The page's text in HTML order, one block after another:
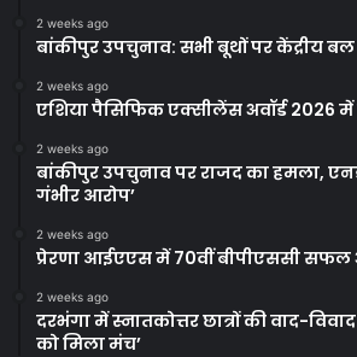
2 weeks ago
बांकीपुर उपचुनाव: सभी बूथों पर केंद्रीय बल
2 weeks ago
एशिया पैसिफिक एक्सीलेंस अवॉर्ड 2026 में
2 weeks ago
बांकीपुर उपचुनाव पर राजद का हमला,
गंभीर आरोप’
2 weeks ago
प्रेरणा आईएएस में 70वीं बीपीएससी सफल
2 weeks ago
दरभंगा में स्नातकोत्तर छात्रों की वाद-विवाद
को मिला मंच’